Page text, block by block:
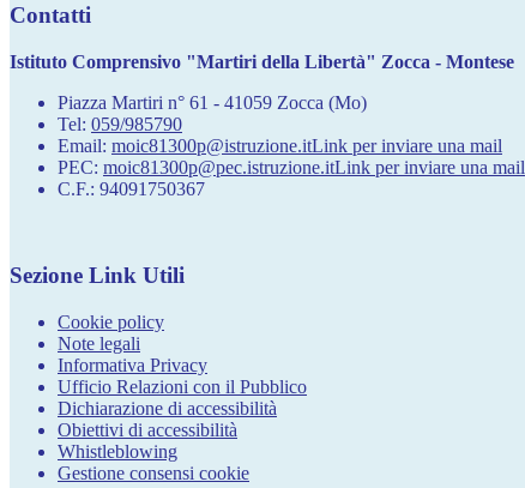
Contatti
Istituto Comprensivo "Martiri della Libertà" Zocca - Montese
Piazza Martiri n° 61 - 41059 Zocca (Mo)
Tel: 059/985790
Email: moic81300p@istruzione.itLink per inviare una mail
PEC: moic81300p@pec.istruzione.itLink per inviare una mail
C.F.: 94091750367
Sezione Link Utili
Cookie policy
Note legali
Informativa Privacy
Ufficio Relazioni con il Pubblico
Dichiarazione di accessibilità
Obiettivi di accessibilità
Whistleblowing
Gestione consensi cookie